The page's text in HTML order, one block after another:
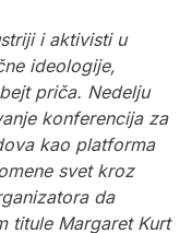
i aktivisti u
ideologije,
priča. Nedelju
konferencija za
kao platforma
svet kroz
da
titule Margaret Kurt